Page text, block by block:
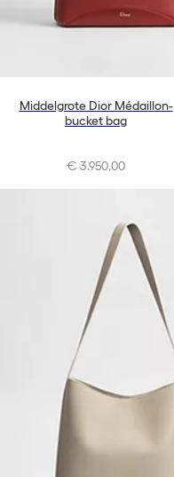
Middelgrote Dior Médaillon-
bucket bag
€ 3.950,00